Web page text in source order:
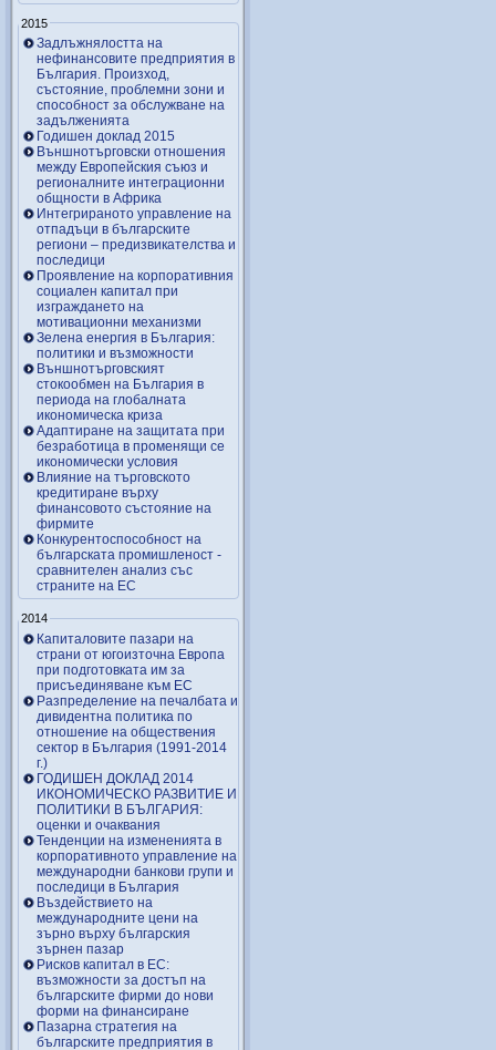
2015
Задлъжнялостта на
нефинансовите предприятия в
България. Произход,
състояние, проблемни зони и
способност за обслужване на
задълженията
Годишен доклад 2015
Външнотърговски отношения
между Европейския съюз и
регионалните интеграционни
общности в Африка
Интегрираното управление на
отпадъци в българските
региони – предизвикателства и
последици
Проявление на корпоративния
социален капитал при
изграждането на
мотивационни механизми
Зелена енергия в България:
политики и възможности
Външнотърговският
стокообмен на България в
периода на глобалната
икономическа криза
Адаптиране на защитата при
безработица в променящи се
икономически условия
Влияние на търговското
кредитиране върху
финансовото състояние на
фирмите
Конкурентоспособност на
българската промишленост -
сравнителен анализ със
страните на ЕС
2014
Капиталовите пазари на
страни от югоизточна Европа
при подготовката им за
присъединяване към ЕС
Разпределение на печалбата и
дивидентна политика по
отношение на обществения
сектор в България (1991-2014
г.)
ГОДИШЕН ДОКЛАД 2014
ИКОНОМИЧЕСКО РАЗВИТИЕ И
ПОЛИТИКИ В БЪЛГАРИЯ:
оценки и очаквания
Тенденции на измененията в
корпоративното управление на
международни банкови групи и
последици в България
Въздействието на
международните цени на
зърно върху българския
зърнен пазар
Рисков капитал в ЕС:
възможности за достъп на
българските фирми до нови
форми на финансиране
Пазарна стратегия на
българските предприятия в